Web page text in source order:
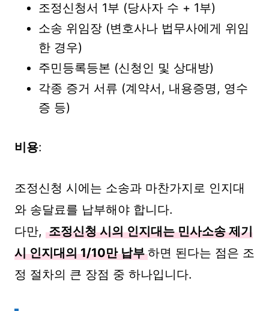
조정신청서 1부 (당사자 수 + 1부)
소송 위임장 (변호사나 법무사에게 위임
한 경우)
주민등록등본 (신청인 및 상대방)
각종 증거 서류 (계약서, 내용증명, 영수
증 등)
비용:
조정신청 시에는 소송과 마찬가지로 인지대
와 송달료를 납부해야 합니다.
다만, 조정신청 시의 인지대는 민사소송 제기
시 인지대의 1/10만 납부 하면 된다는 점은 조
정 절차의 큰 장점 중 하나입니다.